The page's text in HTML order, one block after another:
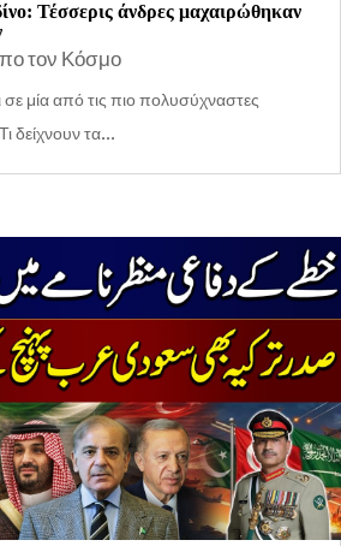
Τέσσερις άνδρες μαχαιρώθηκαν
τον Κόσμο
μία από τις πιο πολυσύχναστες
δείχνουν τα...